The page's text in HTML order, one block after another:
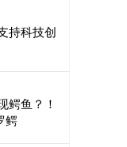
持科技创
鳄鱼？！
鳄